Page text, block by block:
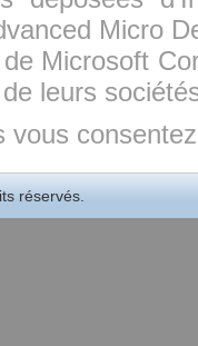
Micro
Microsoft
leurs
vous
réservés.